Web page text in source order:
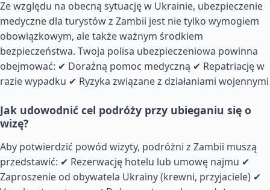
Ze względu na obecną sytuację w Ukrainie, ubezpieczenie
medyczne dla turystów z Zambii jest nie tylko wymogiem
obowiązkowym, ale także ważnym środkiem
bezpieczeństwa. Twoja polisa ubezpieczeniowa powinna
obejmować: ✔ Doraźną pomoc medyczną ✔ Repatriację w
razie wypadku ✔ Ryzyka związane z działaniami wojennymi
Jak udowodnić cel podróży przy ubieganiu się o
wizę?
Aby potwierdzić powód wizyty, podróżni z Zambii muszą
przedstawić: ✔ Rezerwację hotelu lub umowę najmu ✔
Zaproszenie od obywatela Ukrainy (krewni, przyjaciele) ✔